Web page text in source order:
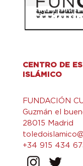
CENTRO DE
ISLÁMICO
FUNDACIÓN
Guzmán el
28015 Madrid
+34 915 434